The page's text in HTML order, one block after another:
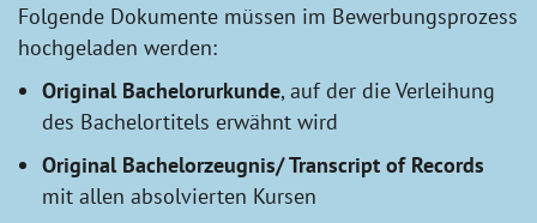
Folgende Dokumente müssen im Bewerbungsprozess
hochgeladen werden:
Original Bachelorurkunde, auf der die Verleihung
des Bachelortitels erwähnt wird
Original Bachelorzeugnis/ Transcript of Records
mit allen absolvierten Kursen